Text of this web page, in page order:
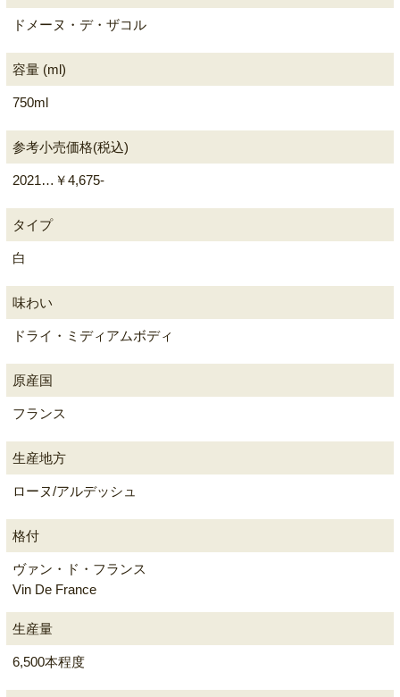
ドメーヌ・デ・ザコル
容量 (ml)
750ml
参考小売価格(税込)
2021…￥4,675-
タイプ
白
味わい
ドライ・ミディアムボディ
原産国
フランス
生産地方
ローヌ/アルデッシュ
格付
ヴァン・ド・フランス
Vin De France
生産量
6,500本程度